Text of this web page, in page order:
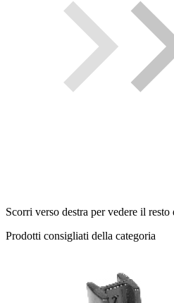
Scorri verso destra per vedere il resto
Prodotti consigliati della categoria